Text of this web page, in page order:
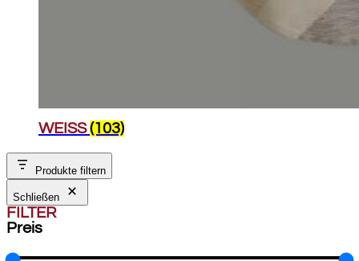
WEISS (103)
Produkte filtern
Schließen
FILTER
Preis